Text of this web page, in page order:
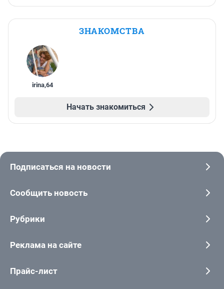
ЗНАКОМСТВА
irina,64
Начать знакомиться
Подписаться на новости
Сообщить новость
Рубрики
Реклама на сайте
Прайс-лист